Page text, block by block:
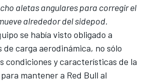
aletas angulares para corregir el
alrededor del sidepod.
se había visto obligado a
carga aerodinámica, no sólo
condiciones y características de la
mantener a Red Bull al